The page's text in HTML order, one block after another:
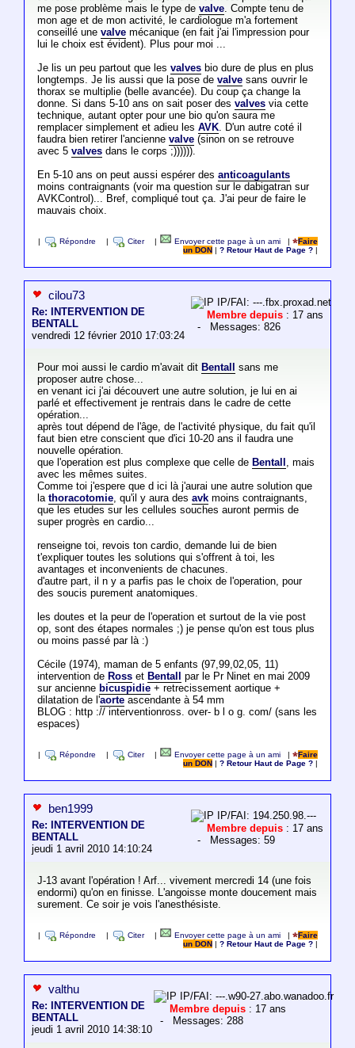
me pose problème mais le type de valve. Compte tenu de
mon age et de mon activité, le cardiologue m'a fortement
conseillé une valvemécanique (en fait j'ai l'impression pour
lui le choix est évident). Plus pour moi ...
Je lis un peu partout que les valvesbio dure de plus en plus
longtemps. Je lis aussi que la pose de valvesans ouvrir le
thorax se multiplie (belle avancée). Du coup ça change la
donne. Si dans 5-10 ans on sait poser des valvesvia cette
technique, autant opter pour une bio qu'on saura me
remplacer simplement et adieu les AVK. D'un autre coté il
faudra bien retirer l'ancienne valve(sinon on se retrouve
avec 5 valvesdans le corps ;)))))).
En 5-10 ans on peut aussi espérer des anticoagulants
moins contraignants (voir ma question sur le dabigatran sur
AVKControl)... Bref, compliqué tout ça. J'ai peur de faire le
mauvais choix.
Répondre Citer Envoyer cette page à un ami |
Faire
un DON
|? Retour Haut de Page ?
cilou73
Re: INTERVENTION DE
BENTALL
vendredi 12 février 2010 17:03:24
IP/FAI: ---.fbx.proxad.net
Membre depuis : 17 ans
- Messages: 826
Pour moi aussi le cardio m'avait dit Bentall
sans me
proposer autre chose...
en venant ici j'ai découvert une autre solution, je lui en ai
parlé et effectivement je rentrais dans le cadre de cette
opération...
après tout dépend de l'âge, de l'activité physique, du fait qu'il
faut bien etre conscient que d'ici 10-20 ans il faudra une
nouvelle opération.
que l'operation est plus complexe que celle de Bentall , mais
avec les mêmes suites.
Comme toi j'espere que d ici là j'aurai une autre solution que
la thoracotomie, qu'il y aura des avkmoins contraignants,
que les etudes sur les cellules souches auront permis de
super progrès en cardio...
renseigne toi, revois ton cardio, demande lui de bien
t'expliquer toutes les solutions qui s'offrent à toi, les
avantages et inconvenients de chacunes.
d'autre part, il n y a parfis pas le choix de l'operation, pour
des soucis purement anatomiques.
les doutes et la peur de l'operation et surtout de la vie post
op, sont des étapes normales ;) je pense qu'on est tous plus
ou moins passé par là :)
Cécile (1974), maman de 5 enfants (97,99,02,05, 11)
intervention de Rosset Bentall
par le Pr Ninet en mai 2009
sur ancienne bicuspidie+ retrecissement aortique +
dilatation de l'aorteascendante à 54 mm
BLOG : http :// interventionross. over- b l o g. com/ (sans les
espaces)
Répondre Citer Envoyer cette page à un ami |
Faire
un DON
|? Retour Haut de Page ?
ben1999
Re: INTERVENTION DE
BENTALL
jeudi 1 avril 2010 14:10:24
IP/FAI: 194.250.98.---
Membre depuis : 17 ans
- Messages: 59
J-13 avant l'opération ! Arf... vivement mercredi 14 (une fois
endormi) qu'on en finisse. L'angoisse monte doucement mais
surement. Ce soir je vois l'anesthésiste.
Répondre Citer Envoyer cette page à un ami |
Faire
un DON
|? Retour Haut de Page ?
valthu
Re: INTERVENTION DE
BENTALL
jeudi 1 avril 2010 14:38:10
IP/FAI: ---.w90-27.abo.wanadoo.fr
Membre depuis : 17 ans
- Messages: 288